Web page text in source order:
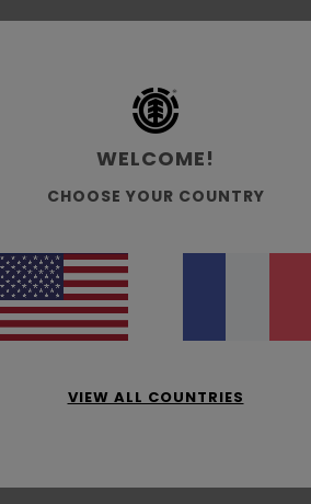
WELCOME!
CHOOSE YOUR COUNTRY
VIEW ALL COUNTRIES